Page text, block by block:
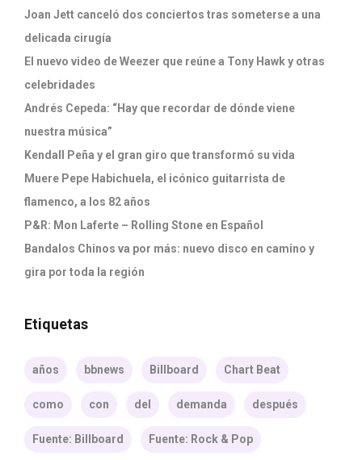
Joan Jett canceló dos conciertos tras someterse a una
delicada cirugía
El nuevo video de Weezer que reúne a Tony Hawk y otras
celebridades
Andrés Cepeda: “Hay que recordar de dónde viene
nuestra música”
Kendall Peña y el gran giro que transformó su vida
Muere Pepe Habichuela, el icónico guitarrista de
flamenco, a los 82 años
P&R: Mon Laferte – Rolling Stone en Español
Bandalos Chinos va por más: nuevo disco en camino y
gira por toda la región
Etiquetas
años bbnews Billboard Chart Beat
como con del demanda después
Fuente: Billboard Fuente: Rock & Pop